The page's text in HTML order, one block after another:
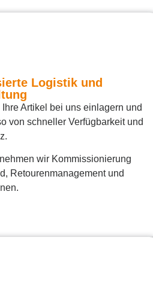
Logistik und
Artikel bei uns einlagern und
von schneller Verfügbarkeit und
wir Kommissionierung
Retourenmanagement und